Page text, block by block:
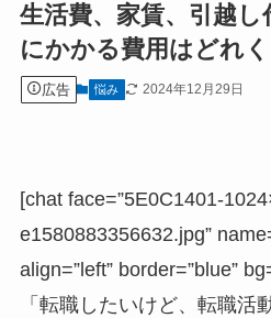
生活費、家賃、引越し
にかかる費用はどれ
広告 悩み 2024年12月29日
[chat face=”5E0C1401-
e1580883356632.jpg”
align=”left” border=”blue”
「転職したいけど、転職活